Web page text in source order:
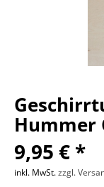
Hummer
9,95 € *
inkl. MwSt.zzgl.